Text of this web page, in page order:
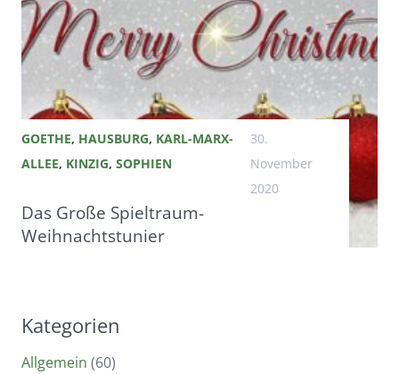
GOETHE, HAUSBURG, KARL-MARX-
ALLEE, KINZIG, SOPHIEN
30.
November
2020
Das Große Spieltraum-
Weihnachtstunier
Kategorien
Allgemein (60)